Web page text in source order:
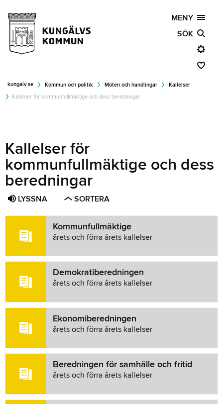
MENY
SÖK
kungalv.se Kommun och politik Möten och handlingar
Kallelser
Kallelser för kommunfullmäktige och dess beredningar
Kallelser för
kommunfullmäktige och dess
beredningar
LYSSNA SORTERA
Kommunfullmäktige
årets och förra årets kallelser
Demokratiberedningen
årets och förra årets kallelser
Ekonomiberedningen
årets och förra årets kallelser
Beredningen för samhälle och fritid
årets och förra årets kallelser